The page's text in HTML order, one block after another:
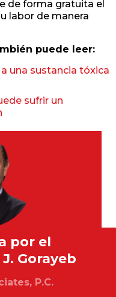
de forma gratuita el
labor de manera
puede leer:
una sustancia tóxica
sufrir un
por el
Gorayeb
P.C.